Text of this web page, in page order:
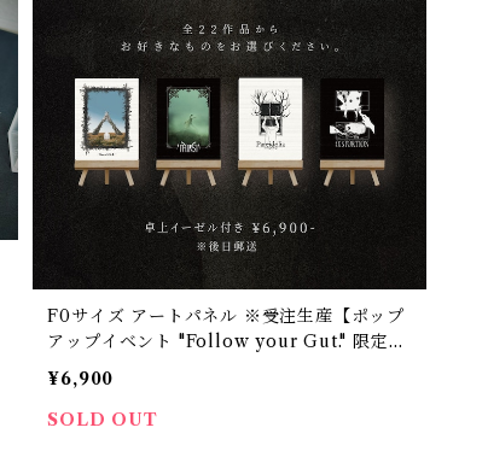
F0サイズ アートパネル ※受注生産【ポップ
アップイベント "Follow your Gut." 限定商
品】
¥6,900
SOLD OUT